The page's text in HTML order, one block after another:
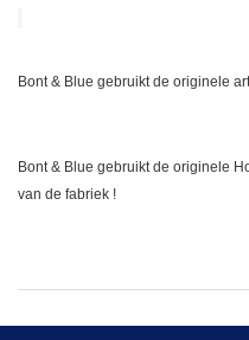
Bont & Blue gebruikt de originele
Bont & Blue gebruikt de originele
van de fabriek !